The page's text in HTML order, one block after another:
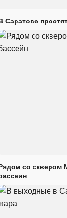
Саратове
со сквером